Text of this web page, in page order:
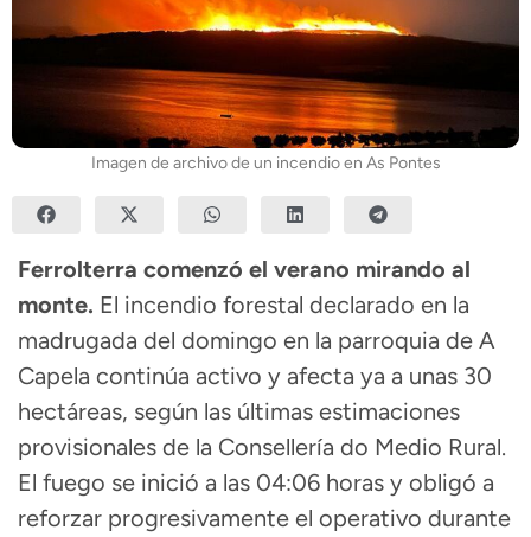
Imagen de archivo de un incendio en As Pontes
Ferrolterra comenzó el verano mirando al
monte. El incendio forestal declarado en la
madrugada del domingo en la parroquia de A
Capela continúa activo y afecta ya a unas 30
hectáreas, según las últimas estimaciones
provisionales de la Consellería do Medio Rural.
El fuego se inició a las 04:06 horas y obligó a
reforzar progresivamente el operativo durante